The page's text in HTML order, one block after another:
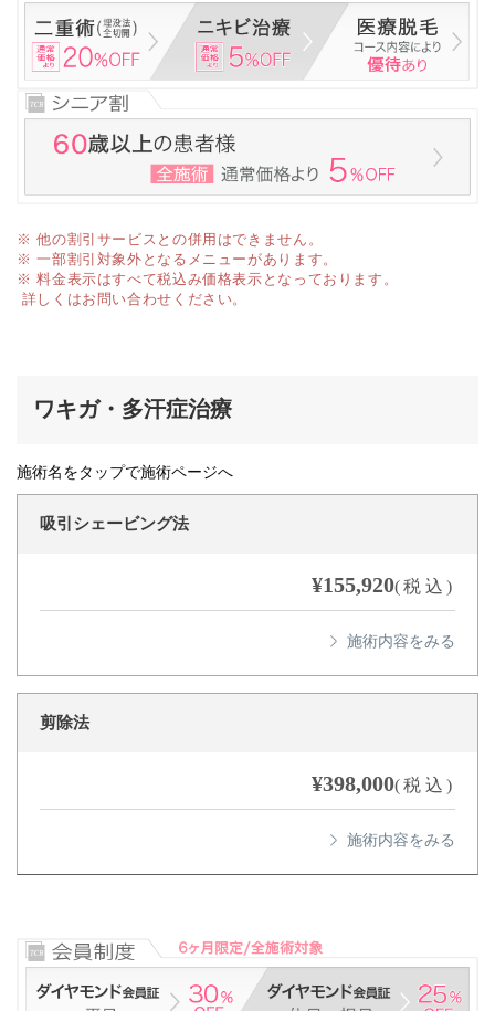
※ 他の割引サービスとの併用はできません。
※ 一部割引対象外となるメニューがあります。
※ 料金表示はすべて税込み価格表示となっております。
詳しくはお問い合わせください。
ワキガ・多汗症治療
施術名をタップで施術ページへ
吸引シェービング法
¥155,920(税込)
剪除法
¥398,000(税込)